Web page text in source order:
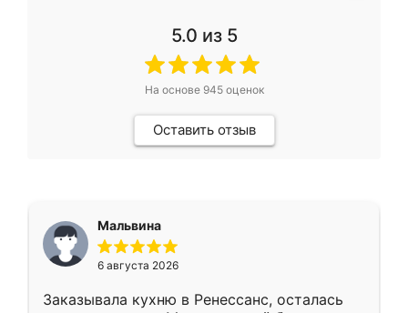
5.0 из 5
На основе 945оценок
Оставить отзыв
Мальвина
6 августа 2026
Заказывала кухню в Ренессанс, осталась